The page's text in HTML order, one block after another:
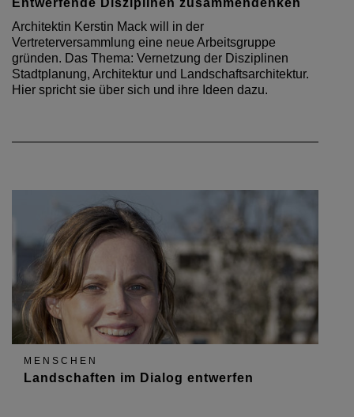
Entwerfende Disziplinen zusammendenken
Architektin Kerstin Mack will in der
Vertreterversammlung eine neue Arbeitsgruppe
gründen. Das Thema: Vernetzung der Disziplinen
Stadtplanung, Architektur und Landschaftsarchitektur.
Hier spricht sie über sich und ihre Ideen dazu.
MENSCHEN
Landschaften im Dialog entwerfen